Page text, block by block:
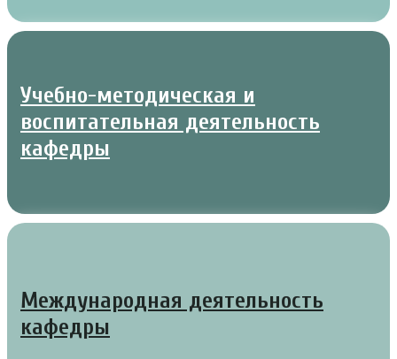
Учебно-методическая и
воспитательная деятельность
кафедры
Международная деятельность
кафедры